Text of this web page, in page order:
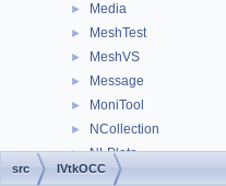
► Media
► MeshTest
► MeshVS
► Message
► MoniTool
► NCollection
► NLPlate
► OpenGl
src IVtkOCC